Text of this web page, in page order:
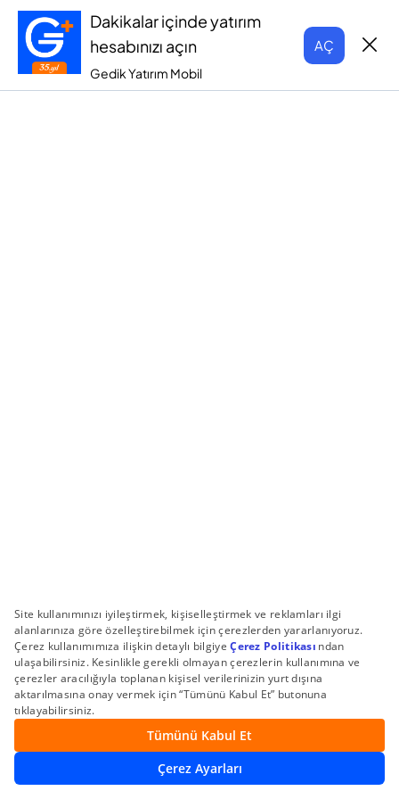
Dakikalar içinde yatırım
hesabınızı açın
Gedik Yatırım Mobil
AÇ